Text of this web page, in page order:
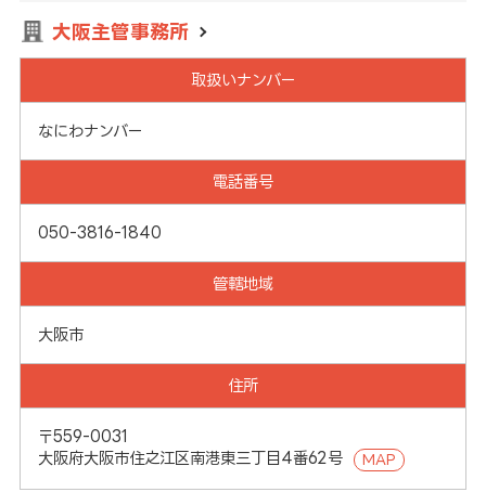
大阪主管事務所
取扱いナンバー
なにわナンバー
電話番号
050-3816-1840
管轄地域
大阪市
住所
〒559-0031
大阪府大阪市住之江区南港東三丁目4番62号
MAP